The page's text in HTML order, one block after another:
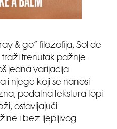
& go” filozofija, Sol de
traži trenutak pažnje.
jedna varijacija
i njege koji se nanosi
podatna tekstura topi
ostavljajući
i bez ljepljivog